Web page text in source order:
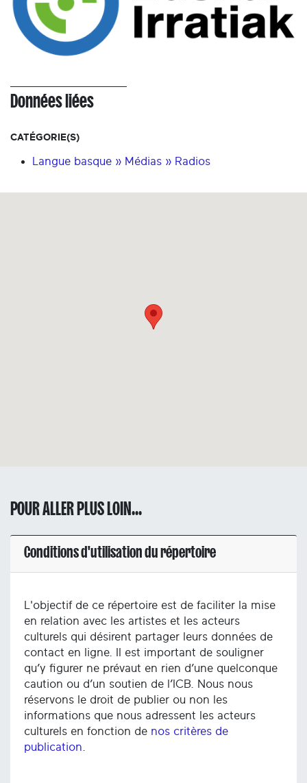
Données liées
CATÉGORIE(S)
Langue basque » Médias » Radios
POUR ALLER PLUS LOIN...
Conditions d'utilisation du répertoire
L'objectif de ce répertoire est de faciliter la mise
en relation avec les artistes et les acteurs
culturels qui désirent partager leurs données de
contact en ligne. Il est important de souligner
qu’y figurer ne prévaut en rien d’une quelconque
caution ou d’un soutien de l’ICB. Nous nous
réservons le droit de publier ou non les
informations que nous adressent les acteurs
culturels en fonction de nos critères de
publication